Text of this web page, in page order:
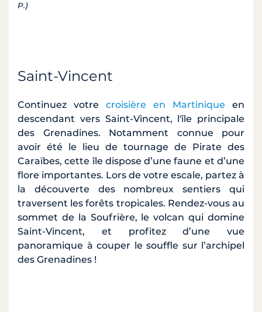
P.)
Saint-Vincent
Continuez votre croisière en Martinique en
descendant vers Saint-Vincent, l'île principale
des Grenadines. Notamment connue pour
avoir été le lieu de tournage de Pirate des
Caraïbes, cette île dispose d’une faune et d’une
flore importantes. Lors de votre escale, partez à
la découverte des nombreux sentiers qui
traversent les forêts tropicales. Rendez-vous au
sommet de la Soufrière, le volcan qui domine
Saint-Vincent, et profitez d’une vue
panoramique à couper le souffle sur l’archipel
des Grenadines !